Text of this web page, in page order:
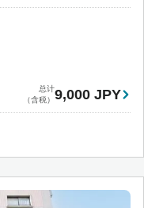
总计
（含税） 9,000 JPY